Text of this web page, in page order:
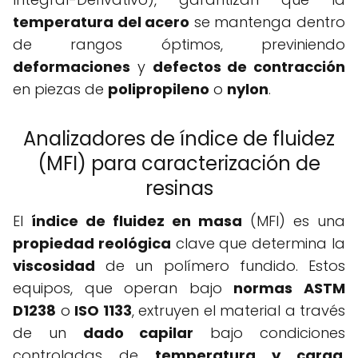
temperatura del acero se mantenga dentro
de rangos óptimos, previniendo
deformaciones y defectos de contracción
en piezas de polipropileno o nylon.
Analizadores de índice de fluidez
(MFI) para caracterización de
resinas
El índice de fluidez en masa (MFI) es una
propiedad reológica clave que determina la
viscosidad de un polímero fundido. Estos
equipos, que operan bajo normas ASTM
D1238 o ISO 1133, extruyen el material a través
de un dado capilar bajo condiciones